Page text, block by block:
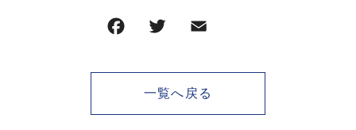
一覧へ戻る